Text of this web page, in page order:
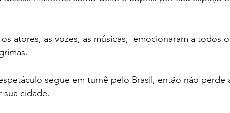
atores, as vozes, as músicas,  emocionaram a todos
segue em turnê pelo Brasil, então não perde
cidade.